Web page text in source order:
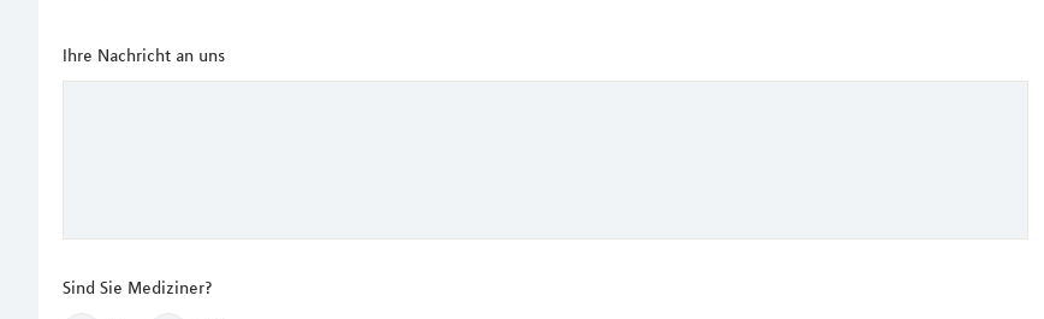
Ihre Nachricht an uns
Sind Sie Mediziner?